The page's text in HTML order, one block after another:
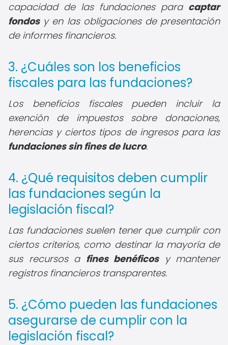
capacidad de las fundaciones para captar
fondosy en las obligaciones de presentación
de informes financieros.
3. ¿Cuáles son los beneficios
fiscales para las fundaciones?
Los beneficios fiscales pueden incluir la
exención de impuestos sobre donaciones,
herencias y ciertos tipos de ingresos para las
fundaciones sin fines de lucro.
4. ¿Qué requisitos deben cumplir
las fundaciones según la
legislación fiscal?
Las fundaciones suelen tener que cumplir con
ciertos criterios, como destinar la mayoría de
sus recursos a fines benéficosy mantener
registros financieros transparentes.
5. ¿Cómo pueden las fundaciones
asegurarse de cumplir con la
legislación fiscal?